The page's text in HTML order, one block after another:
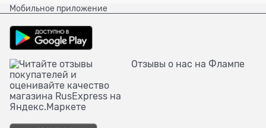
Мобильное приложение
Отзывы о нас на Флампе